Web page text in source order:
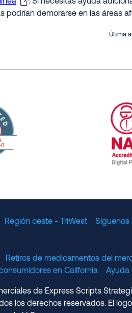
podrían demorarse en las áreas
Última
Región oeste - TriWest
Síguenos
Retiros de medicamentos del
en California Ayuda
de Express Scripts
los derechos reservados. El